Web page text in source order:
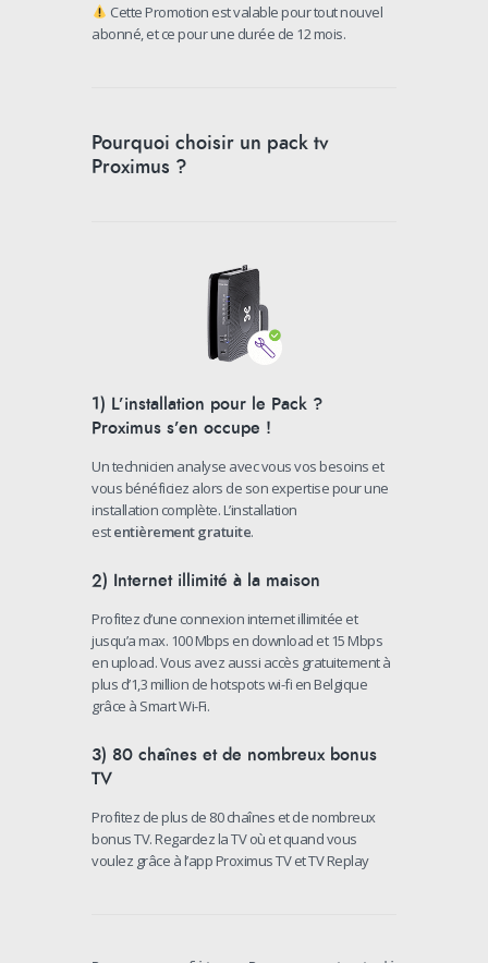
Cette Promotion est valable pour tout nouvel
abonné, et ce pour une durée de 12 mois.
Pourquoi choisir un pack tv
Proximus ?
1) L’installation pour le Pack ?
Proximus s’en occupe !
Un technicien analyse avec vous vos besoins et
vous bénéficiez alors de son expertise pour une
installation complète. L’installation
estentièrement gratuite.
2) Internet illimité à la maison
Profitez d’une connexion internet illimitée et
jusqu’a max. 100 Mbps en download et 15 Mbps
en upload. Vous avez aussi accès gratuitement à
plus d’1,3 million de hotspots wi-fi en Belgique
grâce à Smart Wi-Fi.
3) 80 chaînes et de nombreux bonus
TV
Profitez de plus de 80 chaînes et de nombreux
bonus TV. Regardez la TV où et quand vous
voulez grâce à l’app Proximus TV et TV Replay